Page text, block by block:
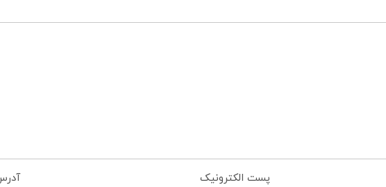
پست الکترونیک